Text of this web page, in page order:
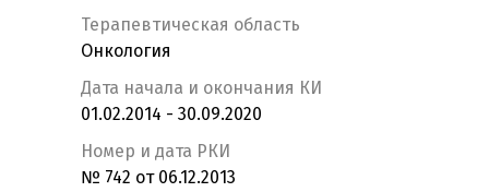
Терапевтическая область
Онкология
Дата начала и окончания КИ
01.02.2014 - 30.09.2020
Номер и дата РКИ
№ 742 от 06.12.2013